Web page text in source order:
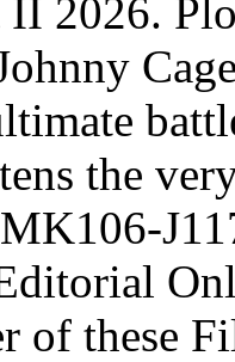
2026.
the
of these